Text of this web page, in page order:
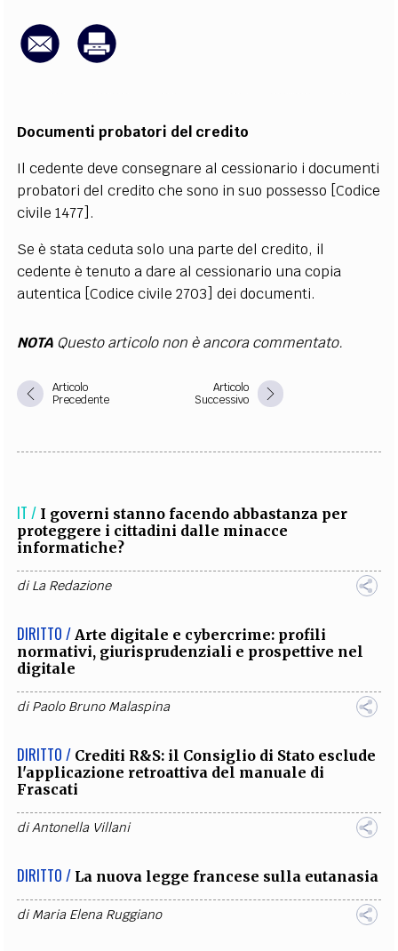
CODICI RUBRICHE
Documenti probatori del credito
Il cedente deve consegnare al cessionario i documenti
probatori del credito che sono in suo possesso [Codice
civile 1477].
Se è stata ceduta solo una parte del credito, il
cedente è tenuto a dare al cessionario una copia
autentica [Codice civile 2703] dei documenti.
NOTA Questo articolo non è ancora commentato.
Articolo
Precedente
Articolo
Successivo
IT / I governi stanno facendo abbastanza per
proteggere i cittadini dalle minacce
informatiche?
diLa Redazione
DIRITTO / Arte digitale e cybercrime: profili
normativi, giurisprudenziali e prospettive nel
digitale
diPaolo Bruno Malaspina
DIRITTO / Crediti R&S: il Consiglio di Stato esclude
l'applicazione retroattiva del manuale di
Frascati
diAntonella Villani
DIRITTO / La nuova legge francese sulla eutanasia
diMaria Elena Ruggiano